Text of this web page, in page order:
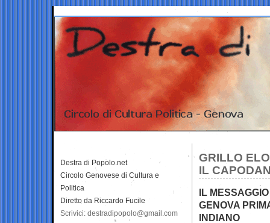
GRILLO
IL
IL
GENOVA
INDIANO
Destra di Popolo.net
Circolo Genovese di Cultura e
Politica
Diretto da Riccardo Fucile
Scrivici: destradipopolo@gmail.com